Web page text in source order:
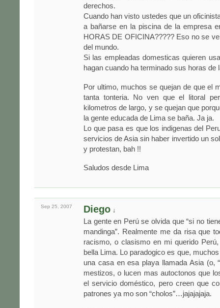
derechos.
Cuando han visto ustedes que un
a bañarse en la piscina de la empresa
HORAS DE OFICINA????? Eso no se
del mundo.
Si las empleadas domesticas quieren
hagan cuando ha terminado sus horas de
Por ultimo, muchos se quejan de que el
tanta tonteria. No ven que el litoral
kilometros de largo, y se quejan que
la gente educada de Lima se baña. Ja ja.
Lo que pasa es que los indigenas del
servicios de Asia sin haber invertido un
y protestan, bah !!
Saludos desde Lima
Sep 25, 2007 Diego ↓
La gente en Perú se olvida que “si no
mandinga”. Realmente me da risa que
racismo, o clasismo en mi querido
bella Lima. Lo paradogico es que,
una casa en esa playa llamada Asia (o,
mestizos, o lucen mas autoctonos que
el servicio doméstico, pero creen que
patrones ya mo son “cholos”…jajajajaja.